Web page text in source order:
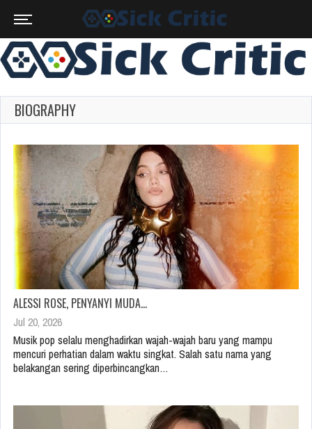
BIOGRAPHY
ALESSI ROSE, PENYANYI MUDA…
Jul 20, 2026
Musik pop selalu menghadirkan wajah-wajah baru yang mampu
mencuri perhatian dalam waktu singkat. Salah satu nama yang
belakangan sering diperbincangkan…